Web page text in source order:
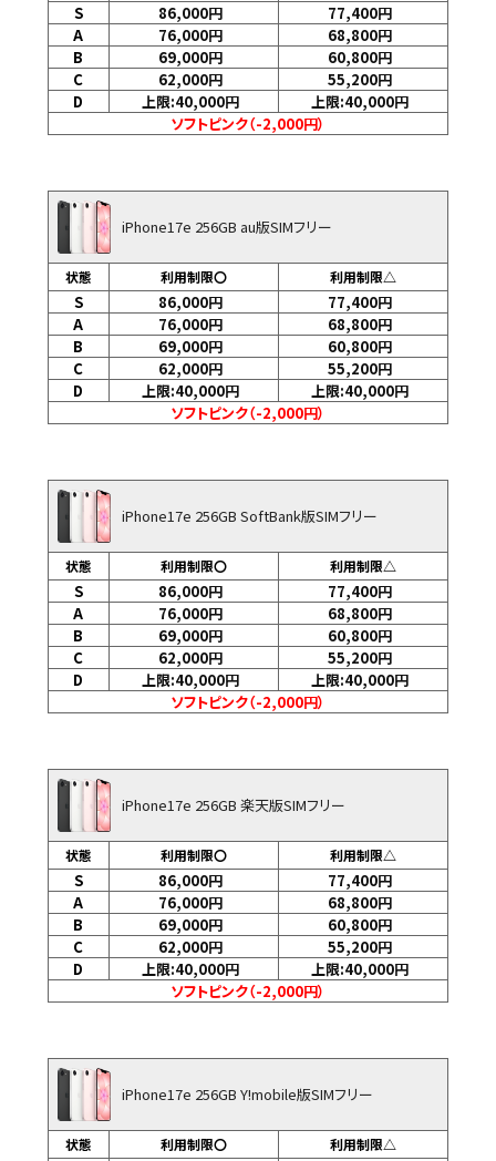
S 86,000円 77,400円
A
76,000円 68,800円
B
69,000円 60,800円
C
62,000円 55,200円
D
上限:40,000円 上限:40,000円
ソフトピンク（-2,000円）
iPhone17e 256GB au版SIMフリー
状態 利用制限〇 利用制限△
S 86,000円 77,400円
A
76,000円 68,800円
B
69,000円 60,800円
C
62,000円 55,200円
D
上限:40,000円 上限:40,000円
ソフトピンク（-2,000円）
iPhone17e 256GB SoftBank版SIMフリー
状態 利用制限〇 利用制限△
S 86,000円 77,400円
A
76,000円 68,800円
B
69,000円 60,800円
C
62,000円 55,200円
D
上限:40,000円 上限:40,000円
ソフトピンク（-2,000円）
iPhone17e 256GB 楽天版SIMフリー
状態 利用制限〇 利用制限△
S 86,000円 77,400円
A
76,000円 68,800円
B
69,000円 60,800円
C
62,000円 55,200円
D
上限:40,000円 上限:40,000円
ソフトピンク（-2,000円）
iPhone17e 256GB Y!mobile版SIMフリー
状態 利用制限〇 利用制限△